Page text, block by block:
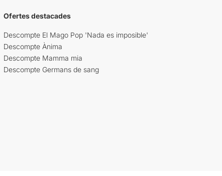
Ofertes destacades
Descompte El Mago Pop 'Nada es imposible'
Descompte Ànima
Descompte Mamma mia
Descompte Germans de sang